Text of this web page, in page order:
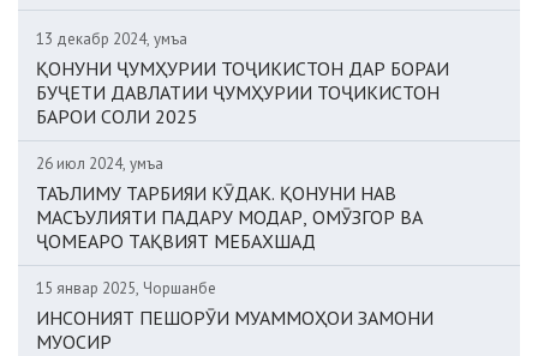
13 декабр 2024, Ҷумъа
ҚОНУНИ ҶУМҲУРИИ ТОҶИКИСТОН ДАР БОРАИ
БУҶЕТИ ДАВЛАТИИ ҶУМҲУРИИ ТОҶИКИСТОН
БАРОИ СОЛИ 2025
26 июл 2024, Ҷумъа
ТАЪЛИМУ ТАРБИЯИ КӮДАК. ҚОНУНИ НАВ
МАСЪУЛИЯТИ ПАДАРУ МОДАР, ОМӮЗГОР ВА
ҶОМЕАРО ТАҚВИЯТ МЕБАХШАД
15 январ 2025, Чоршанбе
ИНСОНИЯТ ПЕШОРӮИ МУАММОҲОИ ЗАМОНИ
МУОСИР